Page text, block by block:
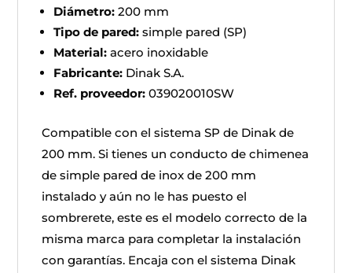
Diámetro: 200 mm
Tipo de pared: simple pared (SP)
Material: acero inoxidable
Fabricante: Dinak S.A.
Ref. proveedor: 039020010SW
Compatible con el sistema SP de Dinak de
200 mm. Si tienes un conducto de chimenea
de simple pared de inox de 200 mm
instalado y aún no le has puesto el
sombrerete, este es el modelo correcto de la
misma marca para completar la instalación
con garantías. Encaja con el sistema Dinak